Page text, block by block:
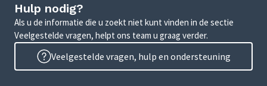
Hulp nodig?
Als u de informatie die u zoekt niet kunt vinden in de sectie
Veelgestelde vragen, helpt ons team u graag verder.
Veelgestelde vragen, hulp en ondersteuning